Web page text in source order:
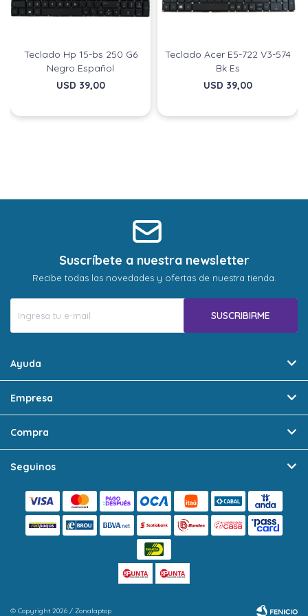
Teclado Hp 15-bs 250 G6
Negro Español
USD 39,00
Teclado Acer E5-722 V3-574
Bk Es
USD 39,00
Suscríbete a nuestra newsletter
Recibe todas las novedades y ofertas de nuestra tienda.
SUSCRIBIRME
Ayuda
Empresa
Compra
Seguinos
© Copyright 2026 / Zonalaptop
Día Mes
puede variar por comercio
Día Mes
puede variar por comercio